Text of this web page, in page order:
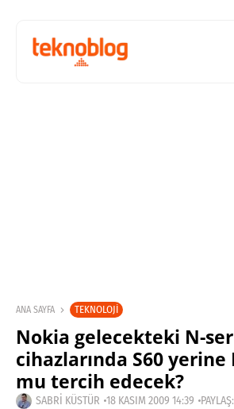
ANA SAYFA TEKNOLOJI
Nokia gelecekteki N-
cihazlarında S60 yerine
mu tercih edecek?
SABRI KÜSTÜR 18 KASIM 2009 14:39 PAYLAŞ: